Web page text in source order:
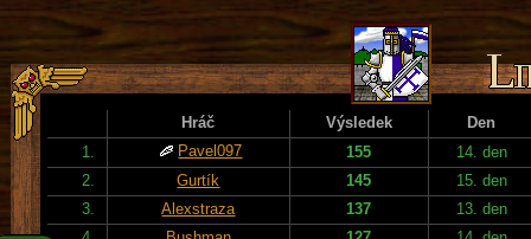
Hráč Výsledek
Den
1.
Pavel097 155
14. den
2.
Gurtík 145
15. den
3.
Alexstraza 137
13. den